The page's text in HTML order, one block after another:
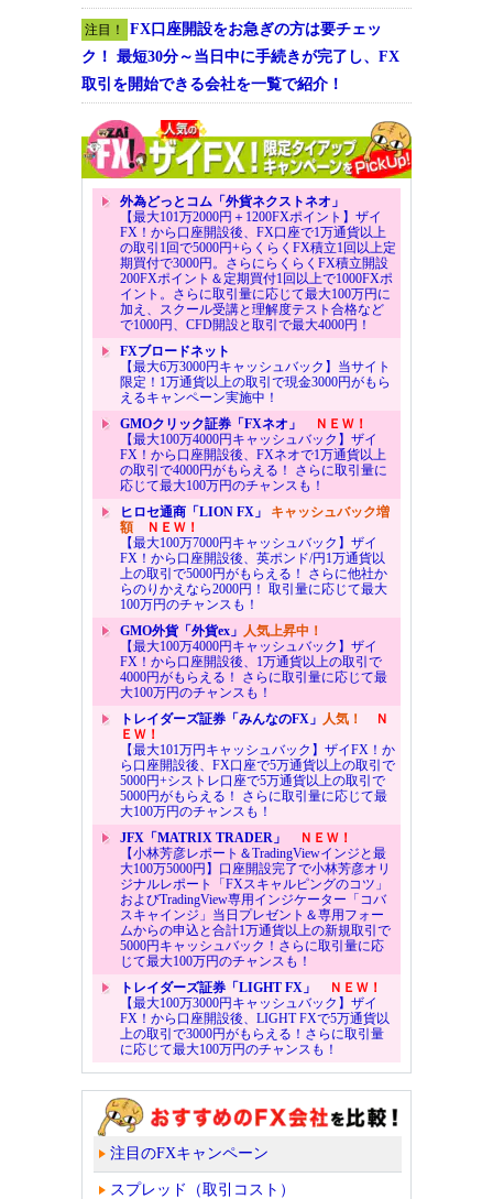
注目！
FX口座開設をお急ぎの方は要チェッ
ク！ 最短30分～当日中に手続きが完了し、FX
取引を開始できる会社を一覧で紹介！
外為どっとコム「外貨ネクストネオ」
【最大101万2000円＋1200FXポイント】ザイ
FX！から口座開設後、FX口座で1万通貨以上
の取引1回で5000円+らくらくFX積立1回以上定
期買付で3000円。さらにらくらくFX積立開設
200FXポイント＆定期買付1回以上で1000FXポ
イント。さらに取引量に応じて最大100万円に
加え、スクール受講と理解度テスト合格など
で1000円、CFD開設と取引で最大4000円！
FXブロードネット
【最大6万3000円キャッシュバック】当サイト
限定！1万通貨以上の取引で現金3000円がもら
えるキャンペーン実施中！
GMOクリック証券「FXネオ」
ＮＥＷ！
【最大100万4000円キャッシュバック】ザイ
FX！から口座開設後、FXネオで1万通貨以上
の取引で4000円がもらえる！ さらに取引量に
応じて最大100万円のチャンスも！
ヒロセ通商「LION FX」 キャッシュバック増
額ＮＥＷ！
【最大100万7000円キャッシュバック】ザイ
FX！から口座開設後、英ポンド/円1万通貨以
上の取引で5000円がもらえる！ さらに他社か
らのりかえなら2000円！ 取引量に応じて最大
100万円のチャンスも！
GMO外貨「外貨ex」 人気上昇中！
【最大100万4000円キャッシュバック】ザイ
FX！から口座開設後、1万通貨以上の取引で
4000円がもらえる！ さらに取引量に応じて最
大100万円のチャンスも！
トレイダーズ証券「みんなのFX」 人気！
Ｎ
ＥＷ！
【最大101万円キャッシュバック】ザイFX！か
ら口座開設後、FX口座で5万通貨以上の取引で
5000円+シストレ口座で5万通貨以上の取引で
5000円がもらえる！ さらに取引量に応じて最
大100万円のチャンスも！
JFX「MATRIX TRADER」
ＮＥＷ！
【小林芳彦レポート＆TradingViewインジと最
大100万5000円】口座開設完了で小林芳彦オリ
ジナルレポート「FXスキャルピングのコツ」
およびTradingView専用インジケーター「コバ
スキャインジ」当日プレゼント＆専用フォー
ムからの申込と合計1万通貨以上の新規取引で
5000円キャッシュバック！さらに取引量に応
じて最大100万円のチャンスも！
トレイダーズ証券「LIGHT FX」
ＮＥＷ！
【最大100万3000円キャッシュバック】ザイ
FX！から口座開設後、LIGHT FXで5万通貨以
上の取引で3000円がもらえる！さらに取引量
に応じて最大100万円のチャンスも！
注目のFXキャンペーン
スプレッド（取引コスト）